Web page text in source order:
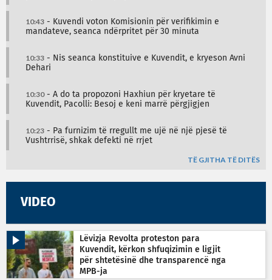
10:43 - Kuvendi voton Komisionin për verifikimin e
mandateve, seanca ndërpritet për 30 minuta
10:33 - Nis seanca konstituive e Kuvendit, e kryeson Avni
Dehari
10:30- A do ta propozoni Haxhiun për kryetare të
Kuvendit, Pacolli: Besoj e keni marrë përgjigjen
10:23 - Pa furnizim të rregullt me ujë në një pjesë të
Vushtrrisë, shkak defekti në rrjet
TË GJITHA TË DITËS
VIDEO
Lëvizja Revolta proteston para
Kuvendit, kërkon shfuqizimin e ligjit
për shtetësinë dhe transparencë nga
MPB-ja